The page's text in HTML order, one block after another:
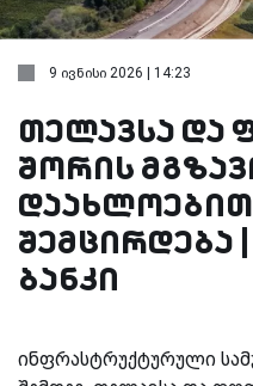
9 ივნისი 2026 | 14:23
თელავსა და
შორის
დაახლოებით
ბანკი
ინფრასტრუქტურული